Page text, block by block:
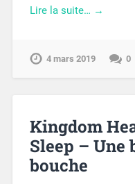
Lire la suite… →
4 mars 2019 0
Kingdom
Sleep – Une
bouche